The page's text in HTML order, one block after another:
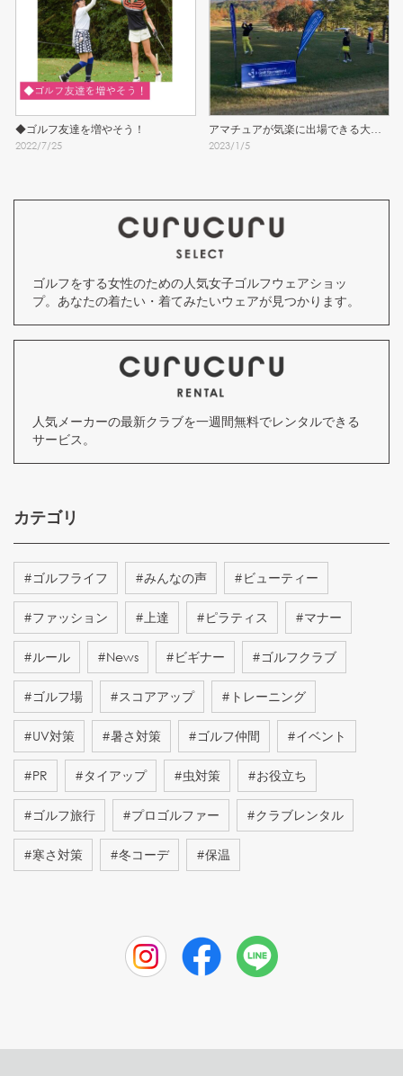
◆ゴルフ友達を増やそう！
2022/7/25
アマチュアが気楽に出場できる大会
～ベストボール形式～
2023/1/5
ゴルフをする女性のための人気女子ゴルフウェアショッ
プ。あなたの着たい・着てみたいウェアが見つかります。
人気メーカーの最新クラブを一週間無料でレンタルできる
サービス。
カテゴリ
#ゴルフライフ #みんなの声 #ビューティー
#ファッション #上達 #ピラティス #マナー
#ルール #News #ビギナー #ゴルフクラブ
#ゴルフ場 #スコアアップ # トレーニング
#UV対策 #暑さ対策 #ゴルフ仲間 #イベント
#PR #タイアップ #虫対策 #お役立ち
#ゴルフ旅行 #プロゴルファー #クラブレンタル
#寒さ対策 #冬コーデ #保温